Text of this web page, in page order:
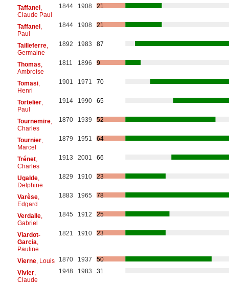
Taffanel,
Claude Paul
1844 1908 21
Taffanel,
Paul
1844 1908 21
Tailleferre,
Germaine
1892 1983 87
Thomas
Ambroise
1811 1896 9
Tomasi,
Henri
1901 1971 70
Tortelier,
Paul
1914 1990 65
Tournemire,
Charles
1870 1939 52
Tournier,
Marcel
1879 1951 64
Trénet,
Charles
1913 2001 66
Ugalde,
Delphine
1829 1910 23
Varèse,
Edgard
1883 1965 78
Verdalle,
Gabriel
1845 1912 25
Viardot-
Garcia
Pauline
1821 1910 23
Vierne, Louis 1870 1937
50
Vivier,
Claude
1948 1983 31